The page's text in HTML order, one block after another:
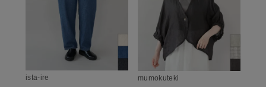
ista-ire
mumokuteki